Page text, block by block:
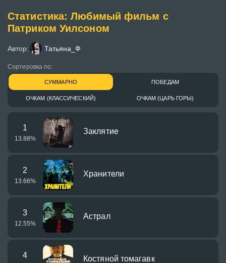
Статистика: Любимый фильм с
Патриком Уилсоном
Автор: Татьяна_Ф
Сортировка по:
СУММАРНО ПОБЕДАМ
ОЧКАМ (КЛАССИЧЕСКИЙ) ОЧКАМ (ЦАРЬ ГОРЫ)
1
13.88%
Заклятие
2
13.66%
Хранители
3
12.55%
Астрал
4 Костяной томагавк